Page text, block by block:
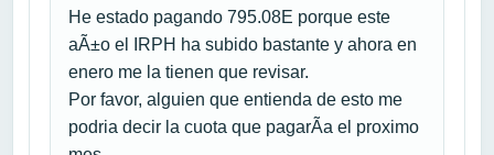
He estado pagando 795.08E porque este
aÃ±o el IRPH ha subido bastante y ahora en
enero me la tienen que revisar.
Por favor, alguien que entienda de esto me
podria decir la cuota que pagarÃ­a el proximo